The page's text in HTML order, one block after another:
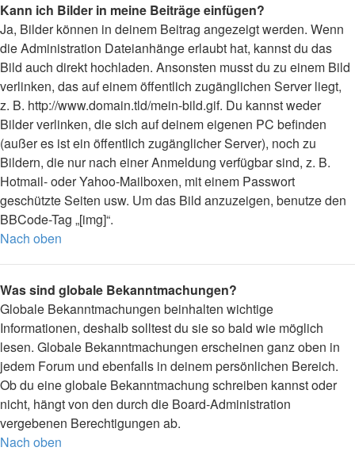
Kann ich Bilder in meine Beiträge einfügen?
Ja, Bilder können in deinem Beitrag angezeigt werden. Wenn
die Administration Dateianhänge erlaubt hat, kannst du das
Bild auch direkt hochladen. Ansonsten musst du zu einem Bild
verlinken, das auf einem öffentlich zugänglichen Server liegt,
z. B. http://www.domain.tld/mein-bild.gif. Du kannst weder
Bilder verlinken, die sich auf deinem eigenen PC befinden
(außer es ist ein öffentlich zugänglicher Server), noch zu
Bildern, die nur nach einer Anmeldung verfügbar sind, z. B.
Hotmail- oder Yahoo-Mailboxen, mit einem Passwort
geschützte Seiten usw. Um das Bild anzuzeigen, benutze den
BBCode-Tag „[img]“.
Nach oben
Was sind globale Bekanntmachungen?
Globale Bekanntmachungen beinhalten wichtige
Informationen, deshalb solltest du sie so bald wie möglich
lesen. Globale Bekanntmachungen erscheinen ganz oben in
jedem Forum und ebenfalls in deinem persönlichen Bereich.
Ob du eine globale Bekanntmachung schreiben kannst oder
nicht, hängt von den durch die Board-Administration
vergebenen Berechtigungen ab.
Nach oben